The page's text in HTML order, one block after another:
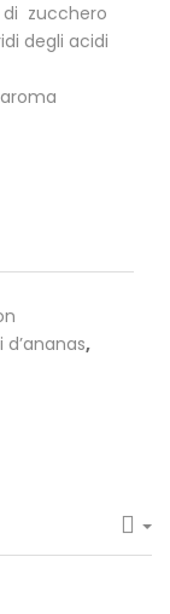
di zucchero
degli acidi
,